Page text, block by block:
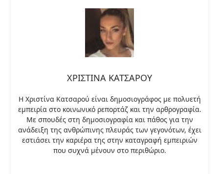
ΧΡΙΣΤΙΝΑ ΚΑΤΣΑΡΟΥ
Η Χριστίνα Κατσαρού είναι δημοσιογράφος με πολυετή
εμπειρία στο κοινωνικό ρεπορτάζ και την αρθρογραφία.
Με σπουδές στη δημοσιογραφία και πάθος για την
ανάδειξη της ανθρώπινης πλευράς των γεγονότων, έχει
εστιάσει την καριέρα της στην καταγραφή εμπειριών
που συχνά μένουν στο περιθώριο.